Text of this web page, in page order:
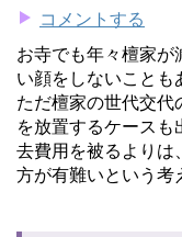
コメントする
お寺でも年々檀家が
い顔をしないことも
ただ檀家の世代交代
を放置するケース
去費用を被るよりは
方が有難いという考